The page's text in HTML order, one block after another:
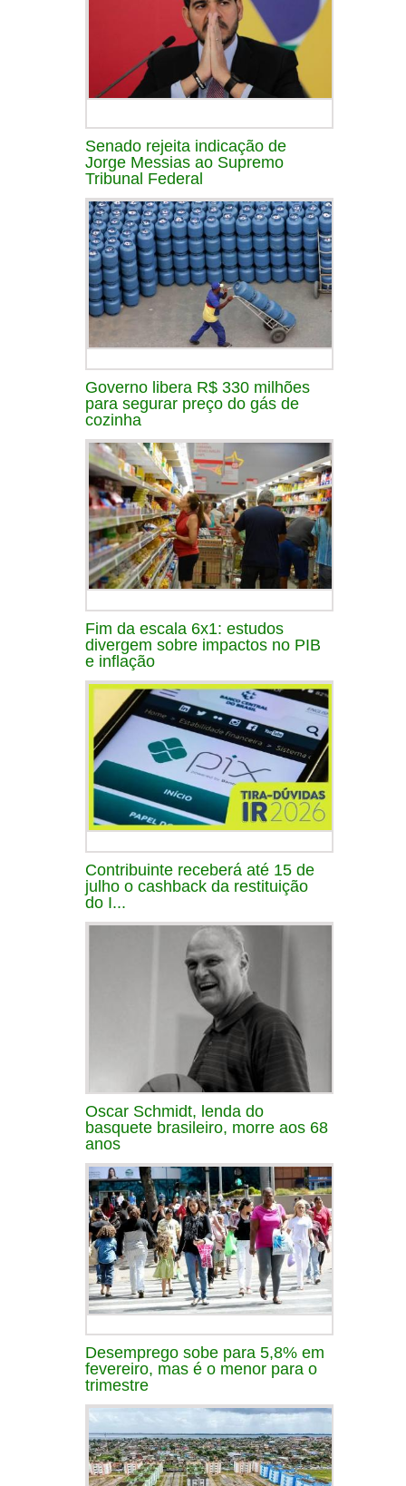
Senado rejeita indicação de
Jorge Messias ao Supremo
Tribunal Federal
Governo libera R$ 330 milhões
para segurar preço do gás de
cozinha
Fim da escala 6x1: estudos
divergem sobre impactos no PIB
e inflação
Contribuinte receberá até 15 de
julho o cashback da restituição
do I...
Oscar Schmidt, lenda do
basquete brasileiro, morre aos 68
anos
Desemprego sobe para 5,8% em
fevereiro, mas é o menor para o
trimestre